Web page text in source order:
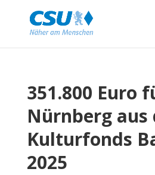
351.800 Euro
Nürnberg aus
Kulturfonds
2025